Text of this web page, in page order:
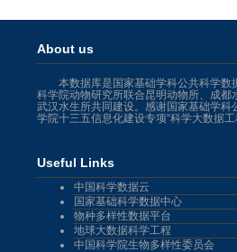
About us
本数据库是国家基础学科公共科学数
科学院动物研究所联合昆明动物所、成都
武汉水生所共同建设。感谢国家基础学科
学院十三五信息化建设专项“科学大数据工
Useful Links
中国科学数据云
国家基础科学数据中心
物种多样性数据平台
地球大数据科学工程
中国科学院生物多样性委员会